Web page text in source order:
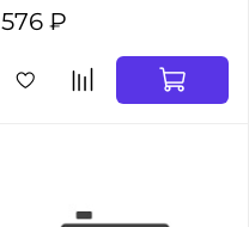
576 ₽